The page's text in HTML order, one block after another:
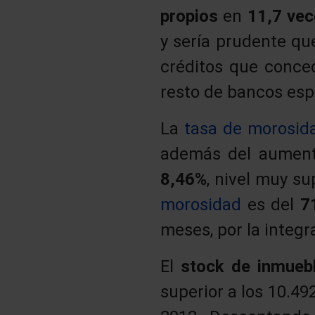
propios en 11,7
y sería prudente
créditos que
resto de bancos
La tasa de
además del
8,46%, nivel muy
morosidad es del
meses, por la
El stock de
superior a los